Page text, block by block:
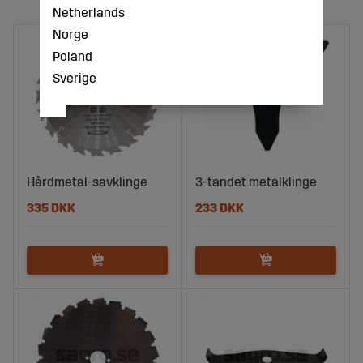
Hårdmetal-savklinge
335 DKK
3-tandet metalklinge
233 DKK
Netherlands
Norge
Poland
Sverige